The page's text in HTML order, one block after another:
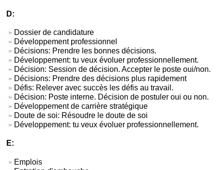
D:
Dossier de candidature
Développement professionnel
Décisions: Prendre les bonnes décisions.
Développement: tu veux évoluer professionnellement.
Décision: Session de décision. Accepter le poste oui/non.
Décisions: Prendre des décisions plus rapidement
Défis: Relever avec succès les défis au travail.
Décision: Poste interne. Décision de postuler oui ou non.
Développement de carrière stratégique
Doute de soi: Résoudre le doute de soi
Développement: tu veux évoluer professionnellement.
E:
Emplois